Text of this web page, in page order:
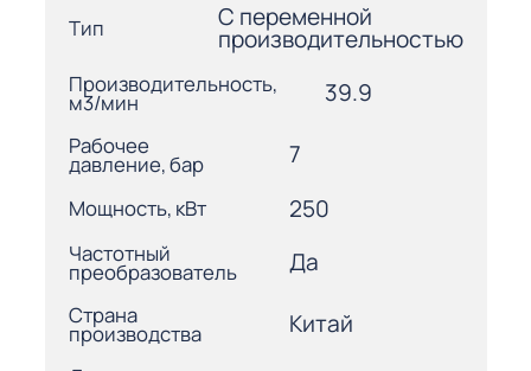
Тип С переменной
производительностью
Производительность,
м3/мин 39.9
Рабочее
давление, бар 7
Мощность, кВт 250
Частотный
преобразователь Да
Страна
производства Китай